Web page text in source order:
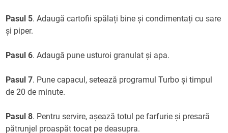
Pasul 5. Adaugă cartofii spălați bine și condimentați cu sare
și piper.
Pasul 6. Adaugă pune usturoi granulat și apa.
Pasul 7. Pune capacul, setează programul Turbo și timpul
de 20 de minute.
Pasul 8. Pentru servire, așează totul pe farfurie și presară
pătrunjel proaspăt tocat pe deasupra.